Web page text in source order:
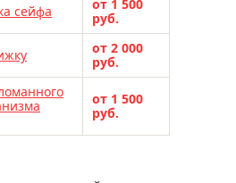
сейфа
от 1 500
руб.
от 2 000
руб.
от 1 500
руб.